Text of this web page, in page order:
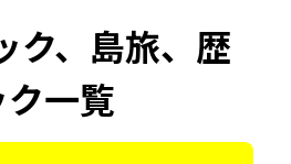
ク、島旅、歴
一覧